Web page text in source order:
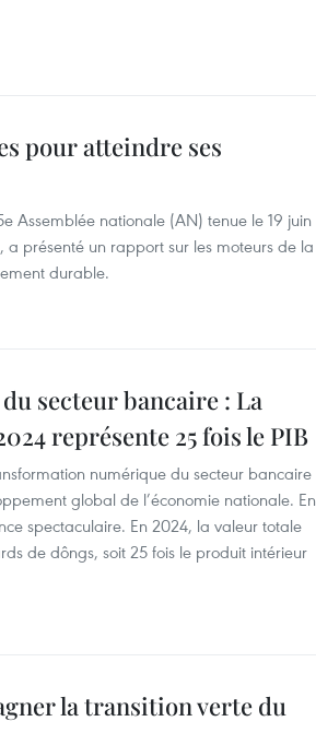
pour atteindre ses
Assemblée nationale (AN) tenue le 19 juin
présenté un rapport sur les moteurs de la
durable.
secteur bancaire : La
représente 25 fois le PIB
numérique du secteur bancaire
global de l’économie nationale. En
spectaculaire. En 2024, la valeur totale
de dôngs, soit 25 fois le produit intérieur
la transition verte du